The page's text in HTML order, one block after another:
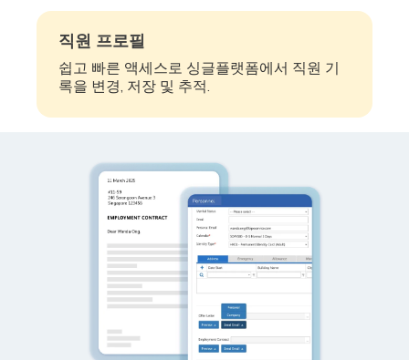
직원 프로필
쉽고 빠른 액세스로 싱글플랫폼에서 직원 기
록을 변경, 저장 및 추적.